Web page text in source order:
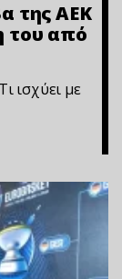
της ΑΕΚ
του από
ισχύει με